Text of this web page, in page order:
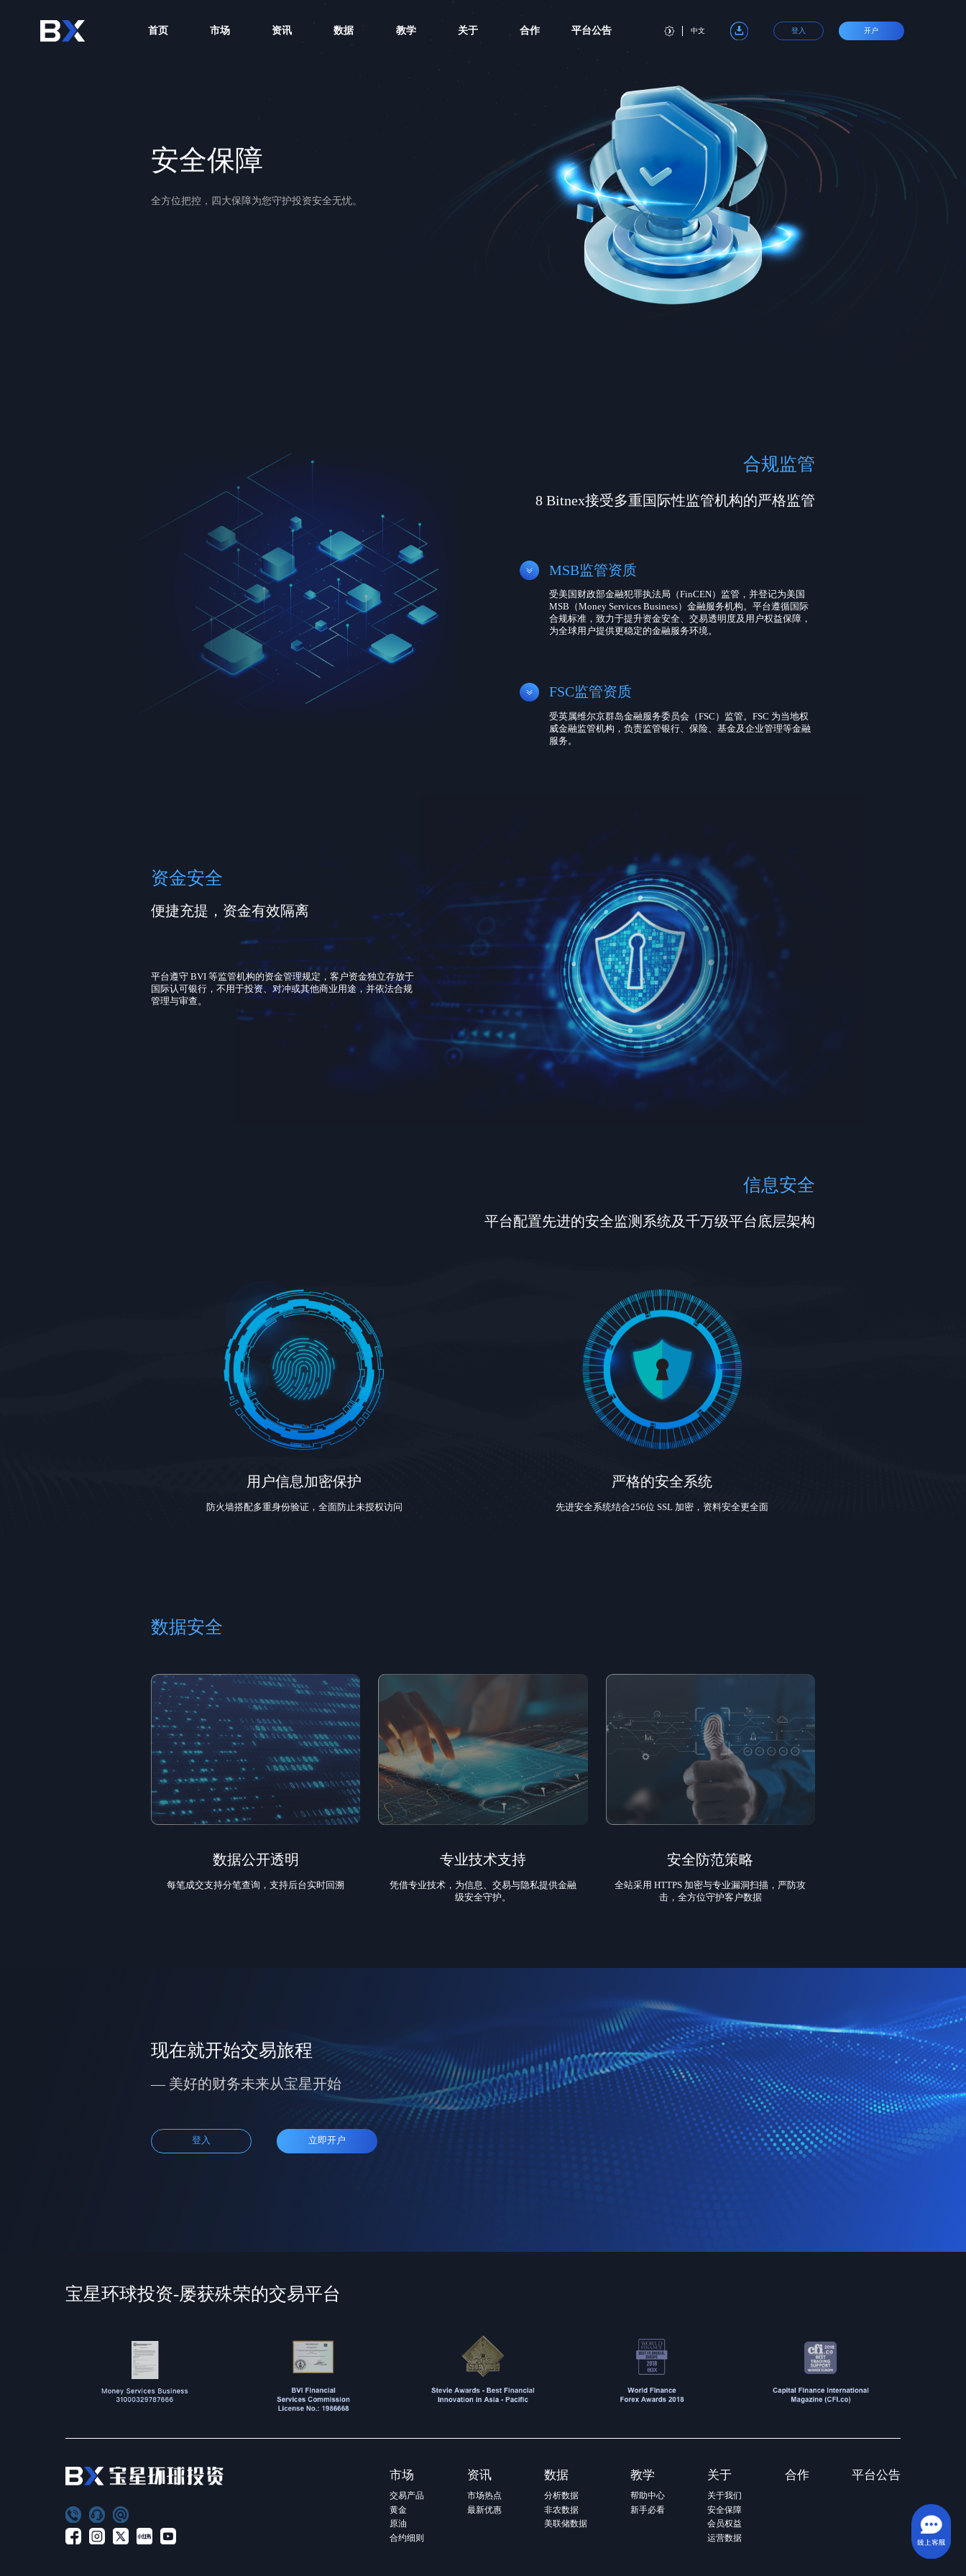
首页 市场 资讯 数据 教学 关于 合作 平台公告 中文 登入 开户
安全保障
全方位把控，四大保障为您守护投资安全无忧。
合规监管
8 Bitnex接受多重国际性监管机构的严格监管
MSB监管资质
受美国财政部金融犯罪执法局（FinCEN）监管，并登记为美国
MSB（Money Services Business）金融服务机构。平台遵循国际
合规标准，致力于提升资金安全、交易透明度及用户权益保障，
为全球用户提供更稳定的金融服务环境。
FSC监管资质
受英属维尔京群岛金融服务委员会（FSC）监管。FSC 为当地权
威金融监管机构，负责监管银行、保险、基金及企业管理等金融
服务。
资金安全
便捷充提，资金有效隔离
平台遵守 BVI 等监管机构的资金管理规定，客户资金独立存放于
国际认可银行，不用于投资、对冲或其他商业用途，并依法合规
管理与审查。
信息安全
平台配置先进的安全监测系统及千万级平台底层架构
用户信息加密保护
防火墙搭配多重身份验证，全面防止未授权访问
严格的安全系统
先进安全系统结合256位 SSL 加密，资料安全更全面
数据安全
数据公开透明
每笔成交支持分笔查询，支持后台实时回溯
专业技术支持
凭借专业技术，为信息、交易与隐私提供金融
级安全守护。
安全防范策略
全站采用 HTTPS 加密与专业漏洞扫描，严防攻
击，全方位守护客户数据
现在就开始交易旅程
— 美好的财务未来从宝星开始
登入 立即开户
宝星环球投资-屡获殊荣的交易平台
市场
交易产品
黄金
原油
合约细则
资讯
市场热点
最新优惠
数据
分析数据
非农数据
美联储数据
教学
帮助中心
新手必看
关于
关于我们
安全保障
会员权益
运营数据
合作 平台公告